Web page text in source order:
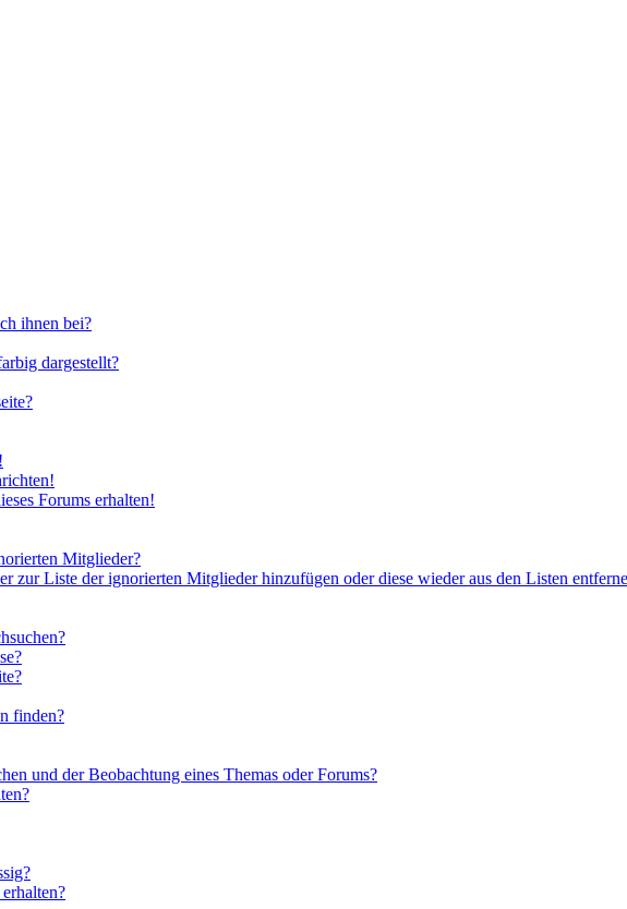
ihnen bei?
dargestellt?
Forums erhalten!
Mitglieder?
zur Liste der ignorierten Mitglieder hinzufügen oder diese wieder aus den Listen
finden?
und der Beobachtung eines Themas oder Forums?